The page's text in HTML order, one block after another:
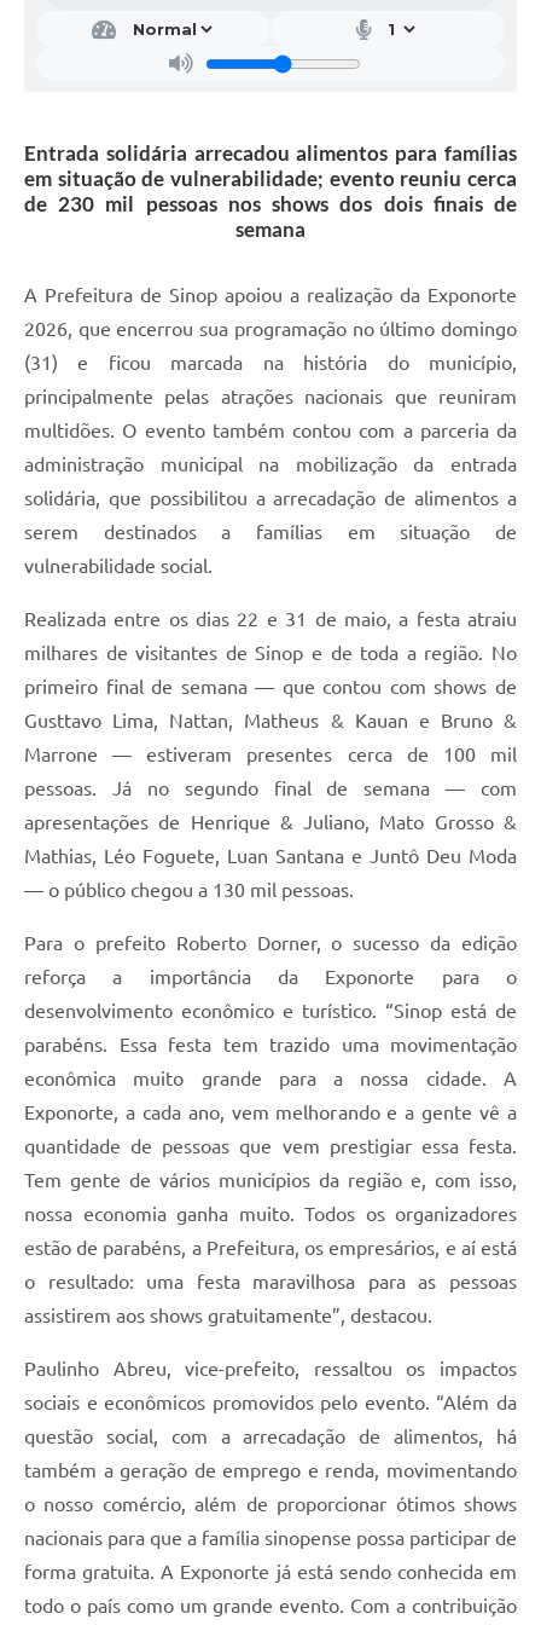
Entrada solidária arrecadou alimentos para famílias
em situação de vulnerabilidade; evento reuniu cerca
de 230 mil pessoas nos shows dos dois finais de
semana
A Prefeitura de Sinop apoiou a realização da Exponorte
2026, que encerrou sua programação no último domingo
(31) e ficou marcada na história do município,
principalmente pelas atrações nacionais que reuniram
multidões. O evento também contou com a parceria da
administração municipal na mobilização da entrada
solidária, que possibilitou a arrecadação de alimentos a
serem destinados a famílias em situação de
vulnerabilidade social.
Realizada entre os dias 22 e 31 de maio, a festa atraiu
milhares de visitantes de Sinop e de toda a região. No
primeiro final de semana — que contou com shows de
Gusttavo Lima, Nattan, Matheus & Kauan e Bruno &
Marrone — estiveram presentes cerca de 100 mil
pessoas. Já no segundo final de semana — com
apresentações de Henrique & Juliano, Mato Grosso &
Mathias, Léo Foguete, Luan Santana e Juntô Deu Moda
— o público chegou a 130 mil pessoas.
Para o prefeito Roberto Dorner, o sucesso da edição
reforça a importância da Exponorte para o
desenvolvimento econômico e turístico. “Sinop está de
parabéns. Essa festa tem trazido uma movimentação
econômica muito grande para a nossa cidade. A
Exponorte, a cada ano, vem melhorando e a gente vê a
quantidade de pessoas que vem prestigiar essa festa.
Tem gente de vários municípios da região e, com isso,
nossa economia ganha muito. Todos os organizadores
estão de parabéns, a Prefeitura, os empresários, e aí está
o resultado: uma festa maravilhosa para as pessoas
assistirem aos shows gratuitamente”, destacou.
Paulinho Abreu, vice-prefeito, ressaltou os impactos
sociais e econômicos promovidos pelo evento. “Além da
questão social, com a arrecadação de alimentos, há
também a geração de emprego e renda, movimentando
o nosso comércio, além de proporcionar ótimos shows
nacionais para que a família sinopense possa participar de
forma gratuita. A Exponorte já está sendo conhecida em
todo o país como um grande evento. Com a contribuição